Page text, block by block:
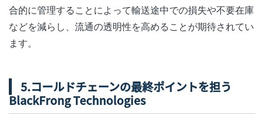
合的に管理することによって輸送途中での損失や不要在庫
などを減らし、流通の透明性を高めることが期待されてい
ます。
5.コールドチェーンの最終ポイントを担う
BlackFrong Technologies